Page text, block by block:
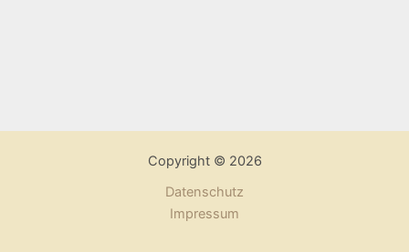
Copyright © 2026
Datenschutz
Impressum